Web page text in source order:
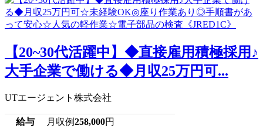
【20~30代活躍中】◆直接雇用積極採用♪
大手企業で働ける◆月収25万円可...
UTエージェント株式会社
給与 月収例258,000円